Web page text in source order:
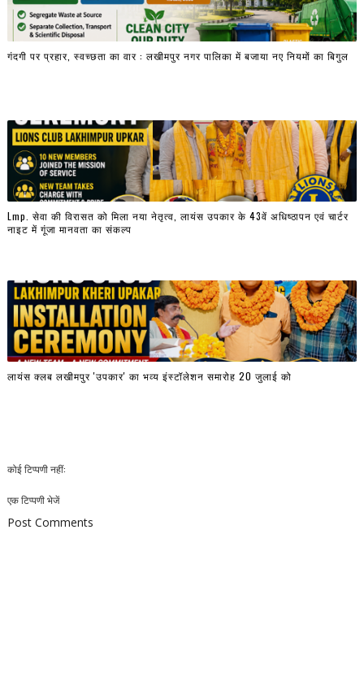
गंदगी पर प्रहार, स्वच्छता का वार : लखीमपुर नगर पालिका में बजाया नए नियमों का बिगुल
Lmp. सेवा की विरासत को मिला नया नेतृत्व, लायंस उपकार के 43वें अधिष्ठापन एवं चार्टर
नाइट में गूंजा मानवता का संकल्प
लायंस क्लब लखीमपुर 'उपकार' का भव्य इंस्टॉलेशन समारोह 20 जुलाई को
कोई टिप्पणी नहीं:
एक टिप्पणी भेजें
Post Comments